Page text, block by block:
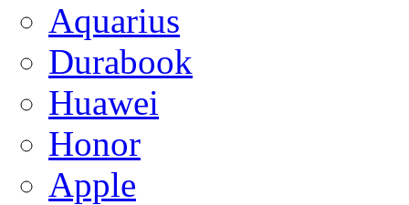
Aquarius
Durabook
Huawei
Honor
Apple